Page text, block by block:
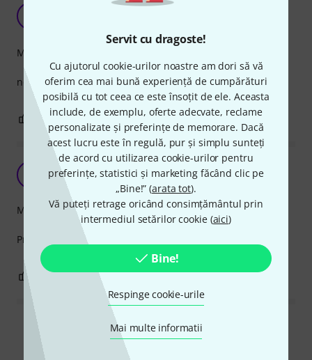
Servit cu dragoste!
Cu ajutorul cookie-urilor noastre am dori să vă
oferim cea mai bună experiență de cumpărături
posibilă cu tot ceea ce este însoțit de ele. Aceasta
include, de exemplu, oferte adecvate, reclame
personalizate și preferințe de memorare. Dacă
acest lucru este în regulă, pur și simplu sunteți
de acord cu utilizarea cookie-urilor pentru
preferințe, statistici și marketing făcând clic pe
„Bine!” (arata tot).
Vă puteți retrage oricând consimțământul prin
intermediul setărilor cookie (aici)
Bine!
Respinge cookie-urile
Mai multe informatii
sssnake MXP1015
no comment! very good!
Măiestrie
0 SEMNALEAZA UN ABUZ
lelu 30.09.2022
Produs de calotate superioara ,bravo Thomann
Măiestrie
0
Citește toate recenziile